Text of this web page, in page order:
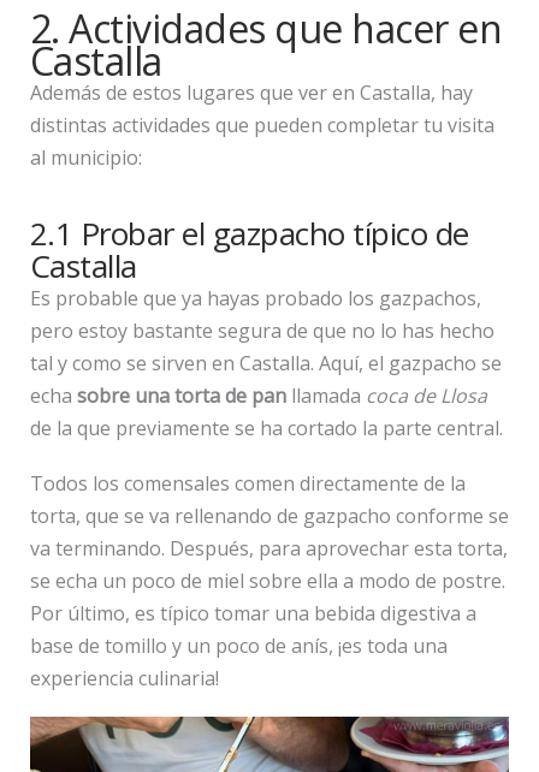
2. Actividades que hacer en
Castalla
Además de estos lugares que ver en Castalla, hay
distintas actividades que pueden completar tu visita
al municipio:
2.1 Probar el gazpacho típico de
Castalla
Es probable que ya hayas probado los gazpachos,
pero estoy bastante segura de que no lo has hecho
tal y como se sirven en Castalla. Aquí, el gazpacho se
echa sobre una torta de panllamada coca de Llosa
de la que previamente se ha cortado la parte central.
Todos los comensales comen directamente de la
torta, que se va rellenando de gazpacho conforme se
va terminando. Después, para aprovechar esta torta,
se echa un poco de miel sobre ella a modo de postre.
Por último, es típico tomar una bebida digestiva a
base de tomillo y un poco de anís, ¡es toda una
experiencia culinaria!